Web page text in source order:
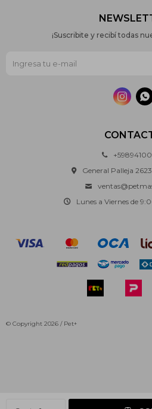
General Palleja
Lunes a Viernes de
¡Suscribite y recibí todas
 
© Copyright 2026 / Pet+